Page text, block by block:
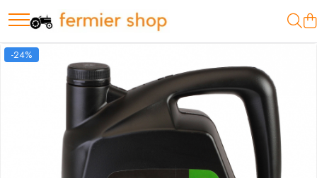
Motopompe
Motopompe Antor
Motopompe Husqvarna
-24%